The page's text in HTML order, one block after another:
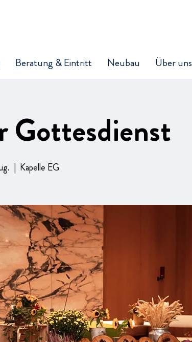
Beratung & Eintritt Neubau Über uns
Gottesdienst
  |
Kapelle EG